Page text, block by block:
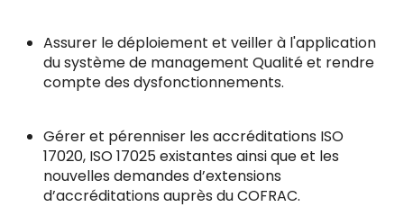
Assurer le déploiement et veiller à l'application
du système de management Qualité et rendre
compte des dysfonctionnements.
Gérer et pérenniser les accréditations ISO
17020, ISO 17025 existantes ainsi que et les
nouvelles demandes d’extensions
d’accréditations auprès du COFRAC.